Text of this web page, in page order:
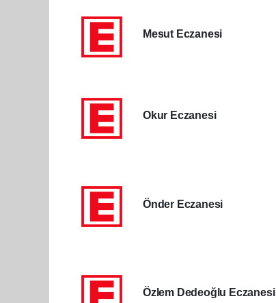
Mesut Eczanesi
Okur Eczanesi
Önder Eczanesi
Özlem Dedeoğlu Eczanesi